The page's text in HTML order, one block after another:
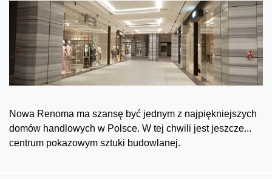
Nowa Renoma ma szansę być jednym z najpiękniejszych
domów handlowych w Polsce. W tej chwili jest jeszcze...
centrum pokazowym sztuki budowlanej.